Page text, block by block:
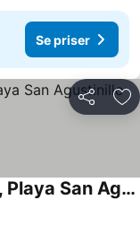
Se priser
Dela
Casa Con Aire Acondicionado, Playa San Agustinillo Area